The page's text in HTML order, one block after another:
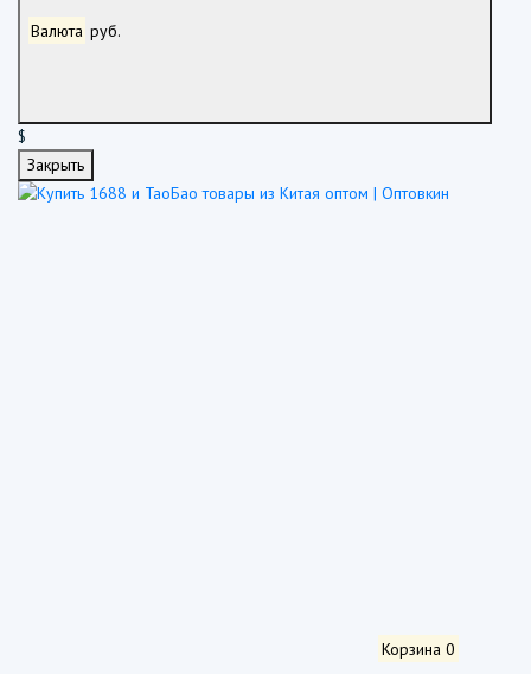
Валюта руб.
$
Закрыть
Корзина 0